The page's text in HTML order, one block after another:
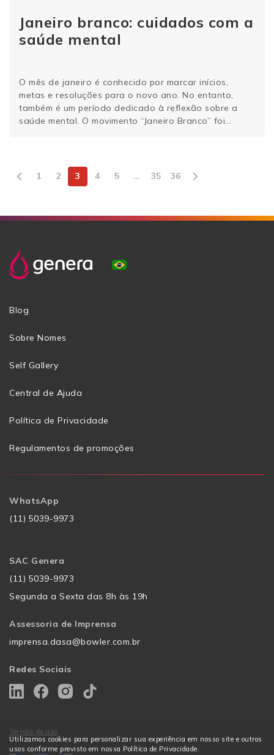
Janeiro branco: cuidados com a
saúde mental
O mês de janeiro é conhecido por marcar inícios,
metas e resoluções para o novo ano. No entanto,
também é um período dedicado à reflexão sobre a
saúde mental. O movimento “Janeiro Branco” foi
1
2 3 4 5 … 35 36
Utilizamos cookies para personalizar sua experiência em nosso site e outros
usos conforme previsto em nossa Política de Privacidade.
Blog
Sobre Nomes
Self Gallery
Central de Ajuda
Política de Privacidade
Regulamentos de promoções
WhatsApp
(11) 5039-9973
SAC Genera
(11) 5039-9973
Segunda a Sexta das 8h às 19h
Assessoria de Imprensa
imprensa.dasa@bowler.com.br
Redes Sociais
Termos de uso